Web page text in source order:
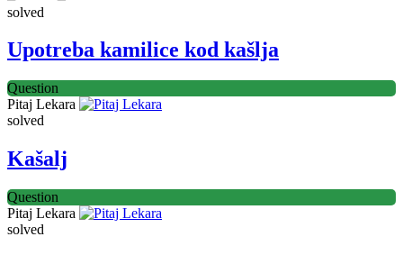
solved
Upotreba kamilice kod kašlja
Question
Pitaj Lekara
solved
Kašalj
Question
Pitaj Lekara
solved